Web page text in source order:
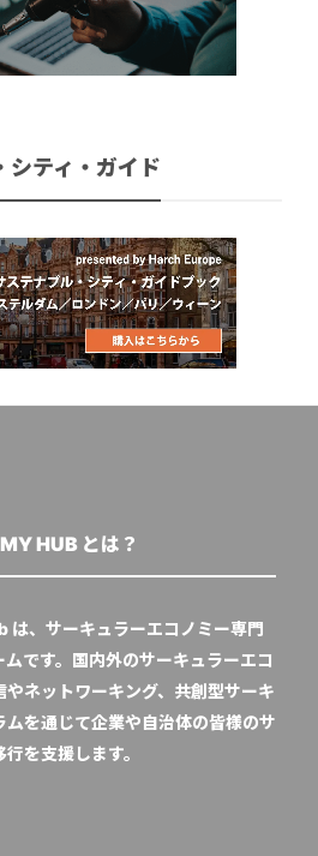
シティ・ガイド
HUB とは？
、サーキュラーエコノミー専門
です。国内外のサーキュラーエコ
やネットワーキング、共創型サーキ
ムを通じて企業や自治体の皆様のサ
を支援します。